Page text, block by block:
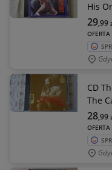
His
OFERTA
29,99
CD
The
OFERTA
28,99